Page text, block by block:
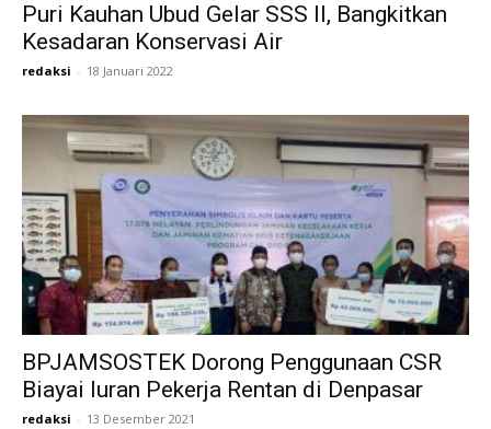
Puri Kauhan Ubud Gelar SSS II, Bangkitkan
Kesadaran Konservasi Air
redaksi - 18 Januari 2022
BPJAMSOSTEK Dorong Penggunaan CSR
Biayai Iuran Pekerja Rentan di Denpasar
redaksi - 13 Desember 2021